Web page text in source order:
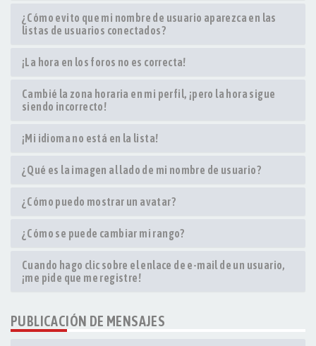
¿Cómo evito que mi nombre de usuario aparezca en las
listas de usuarios conectados?
¡La hora en los foros no es correcta!
Cambié la zona horaria en mi perfil, ¡pero la hora sigue
siendo incorrecto!
¡Mi idioma no está en la lista!
¿Qué es la imagen al lado de mi nombre de usuario?
¿Cómo puedo mostrar un avatar?
¿Cómo se puede cambiar mi rango?
Cuando hago clic sobre el enlace de e-mail de un usuario,
¡me pide que me registre!
PUBLICACIÓN DE MENSAJES